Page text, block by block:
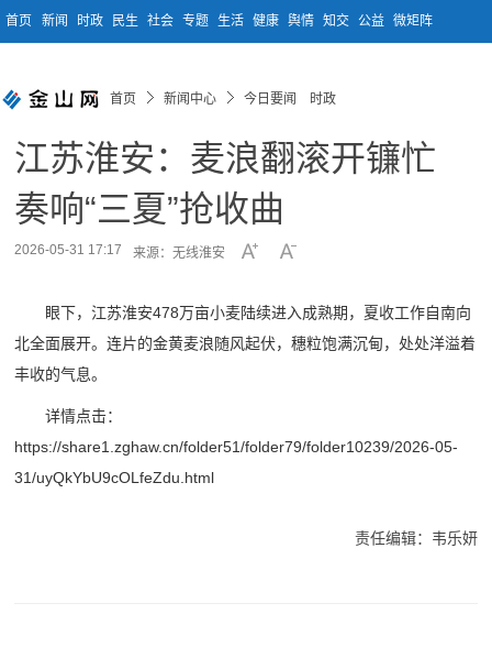
首页 新闻 时政 民生 社会 专题 生活 健康 舆情 知交 公益 微矩阵
首页 新闻中心 今日要闻 时政
江苏淮安：麦浪翻滚开镰忙
奏响“三夏”抢收曲
2026-05-31 17:17 来源：无线淮安
眼下，江苏淮安478万亩小麦陆续进入成熟期，夏收工作自南向
北全面展开。连片的金黄麦浪随风起伏，穗粒饱满沉甸，处处洋溢着
丰收的气息。
详情点击：
https://share1.zghaw.cn/folder51/folder79/folder10239/2026-05-
31/uyQkYbU9cOLfeZdu.html
责任编辑：韦乐妍